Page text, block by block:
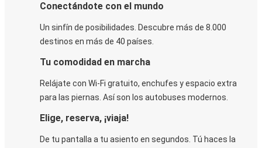
Conectándote con el mundo
Un sinfín de posibilidades. Descubre más de 8.000
destinos en más de 40 países.
Tu comodidad en marcha
Relájate con Wi-Fi gratuito, enchufes y espacio extra
para las piernas. Así son los autobuses modernos.
Elige, reserva, ¡viaja!
De tu pantalla a tu asiento en segundos. Tú haces la